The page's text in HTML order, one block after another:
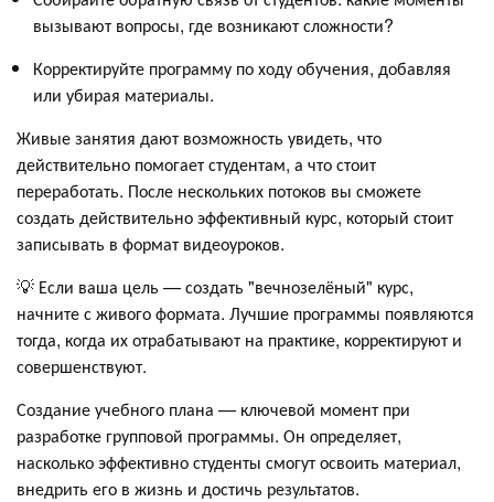
вызывают вопросы, где возникают сложности?
Корректируйте программу по ходу обучения, добавляя
или убирая материалы.
Живые занятия дают возможность увидеть, что
действительно помогает студентам, а что стоит
переработать. После нескольких потоков вы сможете
создать действительно эффективный курс, который стоит
записывать в формат видеоуроков.
💡 Если ваша цель — создать "вечнозелёный" курс,
начните с живого формата. Лучшие программы появляются
тогда, когда их отрабатывают на практике, корректируют и
совершенствуют.
Создание учебного плана — ключевой момент при
разработке групповой программы. Он определяет,
насколько эффективно студенты смогут освоить материал,
внедрить его в жизнь и достичь результатов.